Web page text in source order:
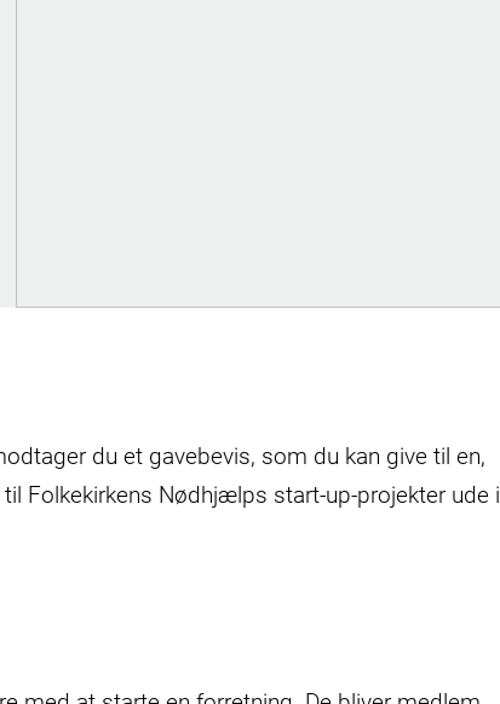
du et gavebevis, som du kan give til en,
Folkekirkens Nødhjælps start-up-projekter ude i